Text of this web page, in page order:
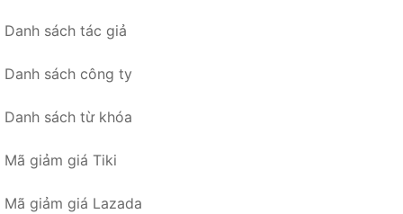
Danh sách tác giả
Danh sách công ty
Danh sách từ khóa
Mã giảm giá Tiki
Mã giảm giá Lazada